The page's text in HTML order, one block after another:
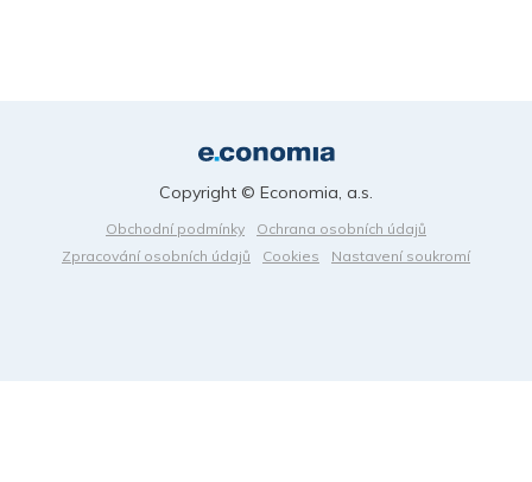
Obchodní podmínky
Ochrana osobních údajů
Zpracování osobních údajů
Cookies Nastavení soukromí
Copyright © Economia, a.s.